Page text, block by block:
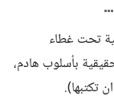
تحت غطاء
بأسلوب هادم،
تكتبها).